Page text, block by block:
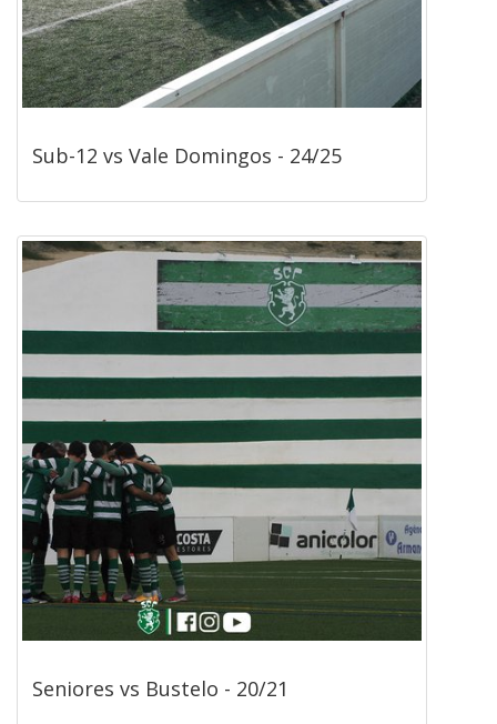
Sub-12 vs Vale Domingos - 24/25
Seniores vs Bustelo - 20/21